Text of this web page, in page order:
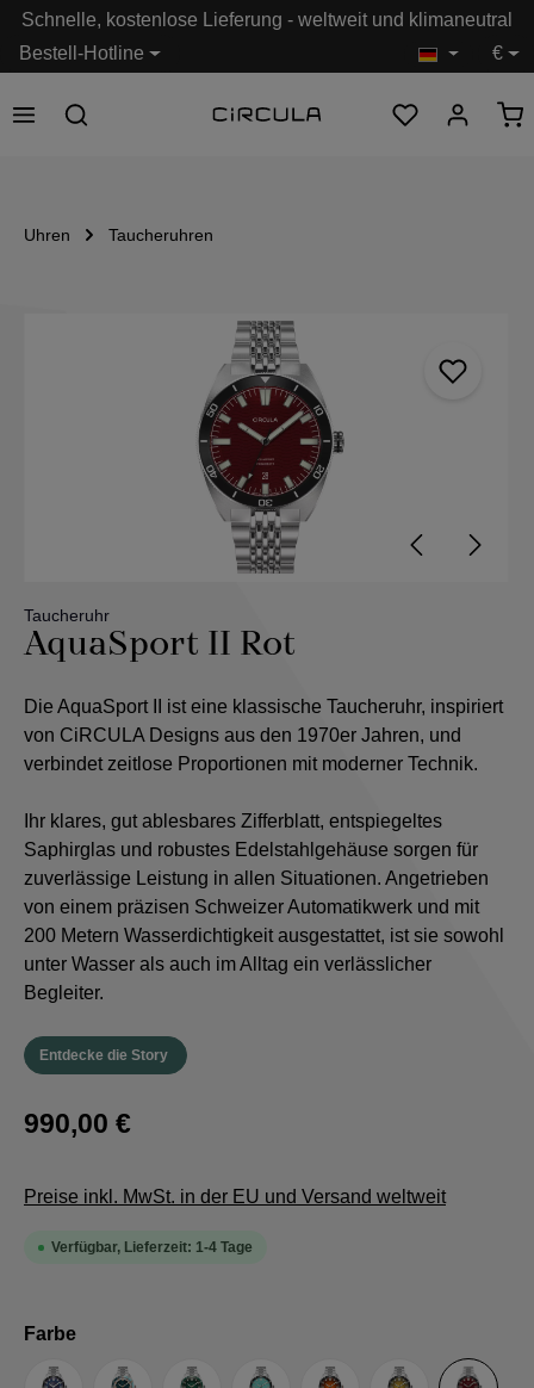
springen
Bestell-Hotline
Schnelle, kostenlose Lieferung - weltweit und klimaneutral
€
Uhren Taucheruhren
Bildergalerie überspringen
Taucheruhr
AquaSport II Rot
Die AquaSport II ist eine klassische Taucheruhr, inspiriert
von CiRCULA Designs aus den 1970er Jahren, und
verbindet zeitlose Proportionen mit moderner Technik.
hr klares, gut ablesbares Zifferblatt, entspiegeltes
Saphirglas und robustes Edelstahlgehäuse sorgen für
zuverlässige Leistung in allen Situationen. Angetrieben
von einem präzisen Schweizer Automatikwerk und mit
200 Metern Wasserdichtigkeit ausgestattet, ist sie sowohl
unter Wasser als auch im Alltag ein verlässlicher
Begleiter.
Entdecke die Story
990,00 €
Preise inkl. MwSt. in der EU und Versand weltweit
Verfügbar, Lieferzeit: 1-4 Tage
Farbeauswählen